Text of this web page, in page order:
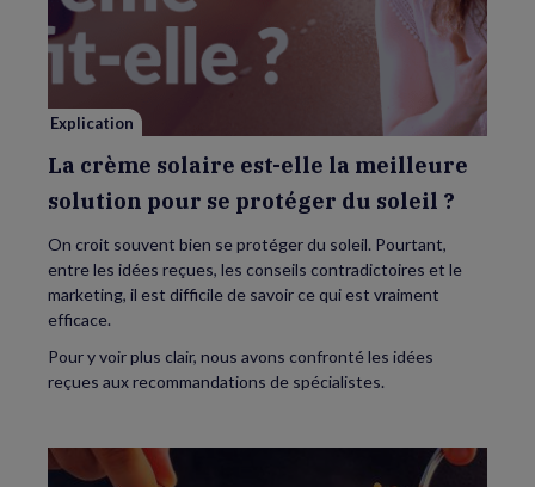
solaire
est-
elle
la
meilleure
protéger
du
soleil
Explication
La crème solaire est-elle la meilleure
solution pour se protéger du soleil ?
On croit souvent bien se protéger du soleil. Pourtant,
entre les idées reçues, les conseils contradictoires et le
marketing, il est difficile de savoir ce qui est vraiment
efficace.
Pour y voir plus clair, nous avons confronté les idées
reçues aux recommandations de spécialistes.